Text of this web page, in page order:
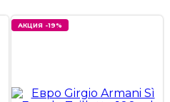
АКЦИЯ -19%